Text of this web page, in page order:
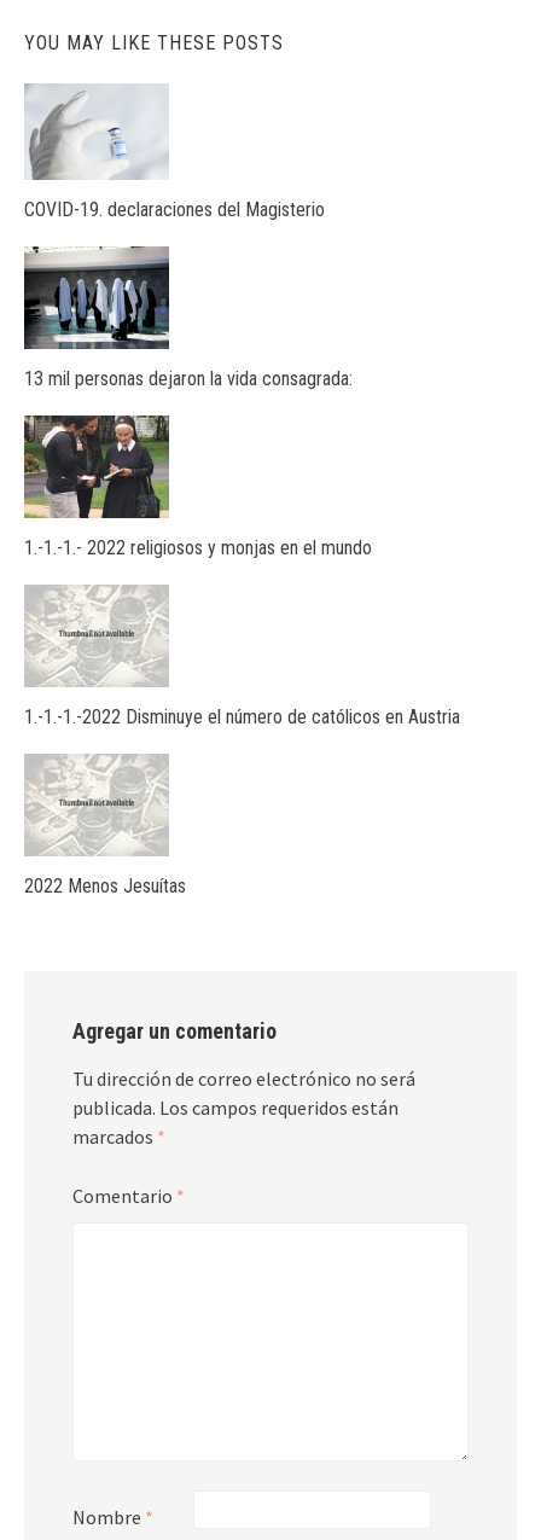
YOU MAY LIKE THESE POSTS
COVID-19. declaraciones del Magisterio
13 mil personas dejaron la vida consagrada:
1.-1.-1.- 2022 religiosos y monjas en el mundo
1.-1.-1.-2022 Disminuye el número de católicos en Austria
2022 Menos Jesuítas
Agregar un comentario
Tu dirección de correo electrónico no será
publicada. Los campos requeridos están
marcados *
Comentario *
Nombre *